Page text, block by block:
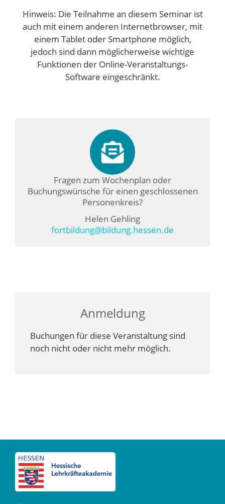
Hinweis: Die Teilnahme an diesem Seminar ist
auch mit einem anderen Internetbrowser, mit
einem Tablet oder Smartphone möglich,
jedoch sind dann möglicherweise wichtige
Funktionen der Online-Veranstaltungs-
Software eingeschränkt.
Fragen zum Wochenplan oder
Buchungswünsche für einen geschlossenen
Personenkreis?
Helen Gehling
fortbildung@bildung.hessen.de
Anmeldung
Buchungen für diese Veranstaltung sind
noch nicht oder nicht mehr möglich.